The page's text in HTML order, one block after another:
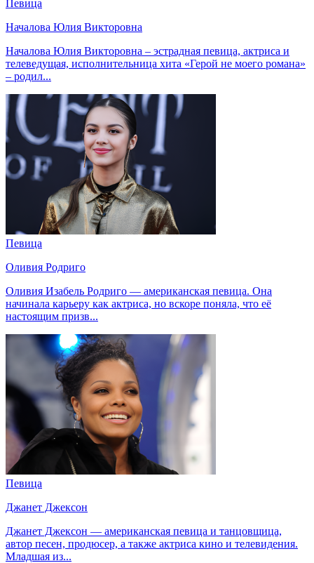
Певица
Началова Юлия Викторовна
Началова Юлия Викторовна – эстрадная певица, актриса и
телеведущая, исполнительница хита «Герой не моего романа»
– родил...
Певица
Оливия Родриго
Оливия Изабель Родриго — американская певица. Она
начинала карьеру как актриса, но вскоре поняла, что её
настоящим призв...
Певица
Джанет Джексон
Джанет Джексон — американская певица и танцовщица,
автор песен, продюсер, а также актриса кино и телевидения.
Младшая из...